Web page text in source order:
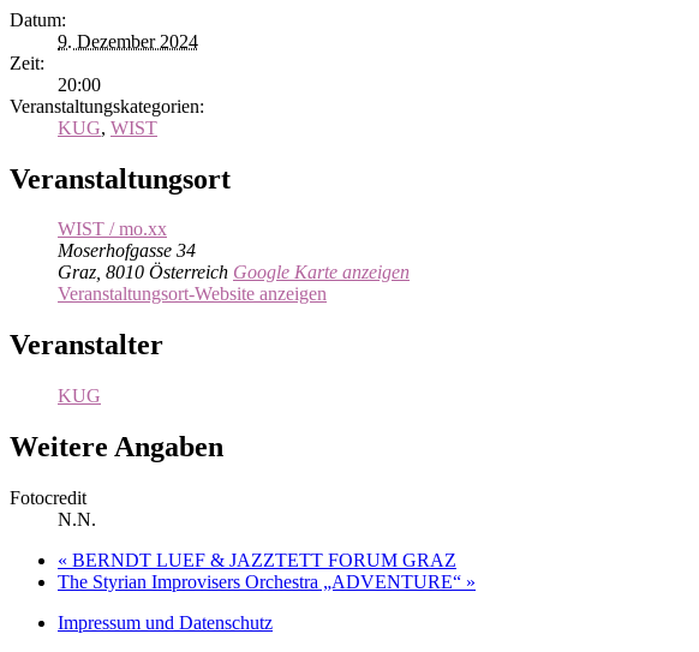
Datum:
9. Dezember 2024
Zeit:
20:00
Veranstaltungskategorien:
KUG, WIST
Veranstaltungsort
WIST / mo.xx
Moserhofgasse 34
Graz, 8010 Österreich Google Karte anzeigen
Veranstaltungsort-Website anzeigen
Veranstalter
KUG
Weitere Angaben
Fotocredit
N.N.
« BERNDT LUEF & JAZZTETT FORUM GRAZ
The Styrian Improvisers Orchestra „ADVENTURE“ »
Impressum und Datenschutz